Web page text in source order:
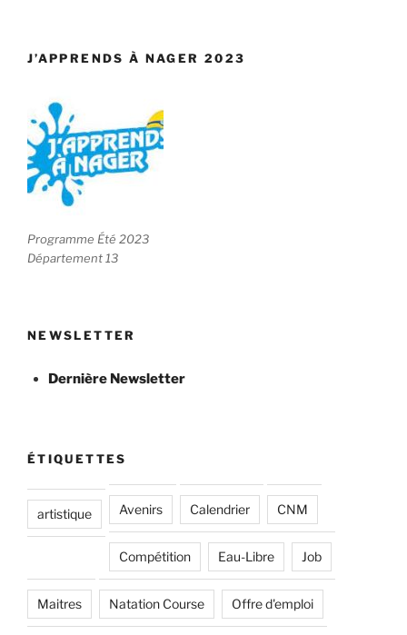
J’APPRENDS À NAGER 2023
Programme Été 2023
Département 13
NEWSLETTER
Dernière Newsletter
ÉTIQUETTES
artistique Avenirs Calendrier CNM
Compétition Eau-Libre Job
Maitres Natation Course Offre d'emploi